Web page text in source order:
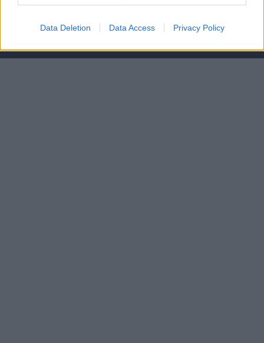
Data Deletion Data Access Privacy Policy
Firenze, Ottobre 2014
Responsabile: Saverio Pestuggia. ENGINEERINGfgiova.com